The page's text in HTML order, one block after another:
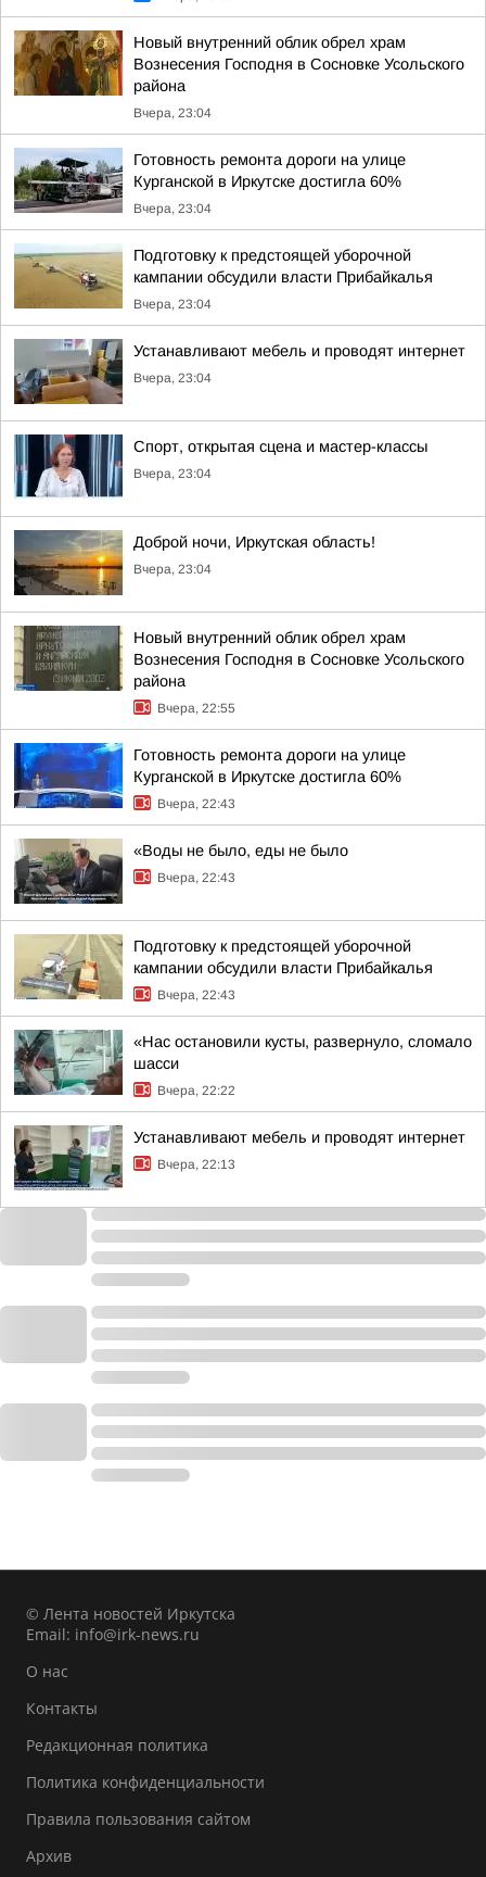
Новый внутренний облик обрел храм
Вознесения Господня в Сосновке Усольского
района
Вчера, 23:04
Готовность ремонта дороги на улице
Курганской в Иркутске достигла 60%
Вчера, 23:04
Подготовку к предстоящей уборочной
кампании обсудили власти Прибайкалья
Вчера, 23:04
Устанавливают мебель и проводят интернет
Вчера, 23:04
Спорт, открытая сцена и мастер-классы
Вчера, 23:04
Доброй ночи, Иркутская область!
Вчера, 23:04
Новый внутренний облик обрел храм
Вознесения Господня в Сосновке Усольского
района
Вчера, 22:55
Готовность ремонта дороги на улице
Курганской в Иркутске достигла 60%
Вчера, 22:43
«Воды не было, еды не было
Вчера, 22:43
Подготовку к предстоящей уборочной
кампании обсудили власти Прибайкалья
Вчера, 22:43
«Нас остановили кусты, развернуло, сломало
шасси
Вчера, 22:22
Устанавливают мебель и проводят интернет
Вчера, 22:13
© Лента новостей Иркутска
Email: info@irk-news.ru
О нас
Контакты
Редакционная политика
Политика конфиденциальности
Правила пользования сайтом
Архив